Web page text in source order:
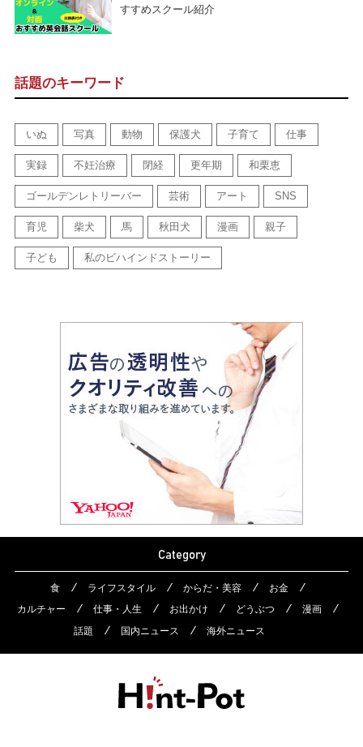
すすめスクール紹介
話題のキーワード
いぬ 写真 動物 保護犬 子育て 仕事
実録 不妊治療 閉経 更年期 和栗恵
ゴールデンレトリーバー 芸術 アート SNS
育児 柴犬 馬 秋田犬 漫画 親子
子ども 私のビハインドストーリー
Category
食 ライフスタイル からだ・美容
お金
カルチャー
仕事・人生 お出かけ どうぶつ
漫画
話題
国内ニュース 海外ニュース